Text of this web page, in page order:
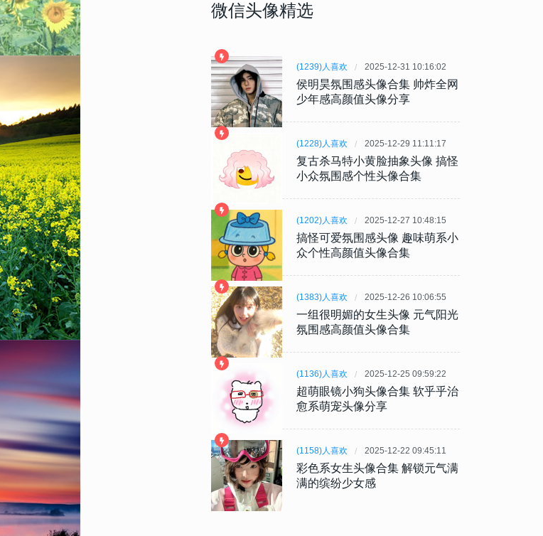
微信头像精选
(1239)人喜欢 2025-12-31 10:16:02
侯明昊氛围感头像合集 帅炸全网
少年感高颜值头像分享
(1228)人喜欢 2025-12-29 11:11:17
复古杀马特小黄脸抽象头像 搞怪
小众氛围感个性头像合集
(1202)人喜欢 2025-12-27 10:48:15
搞怪可爱氛围感头像 趣味萌系小
众个性高颜值头像合集
(1383)人喜欢 2025-12-26 10:06:55
一组很明媚的女生头像 元气阳光
氛围感高颜值头像合集
(1136)人喜欢 2025-12-25 09:59:22
超萌眼镜小狗头像合集 软乎乎治
愈系萌宠头像分享
(1158)人喜欢 2025-12-22 09:45:11
彩色系女生头像合集 解锁元气满
满的缤纷少女感